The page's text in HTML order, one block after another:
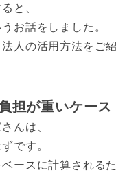
と、
お話をしました。
人の活用方法をご紹
担が重いケース
んは、
です。
ースに計算されるた